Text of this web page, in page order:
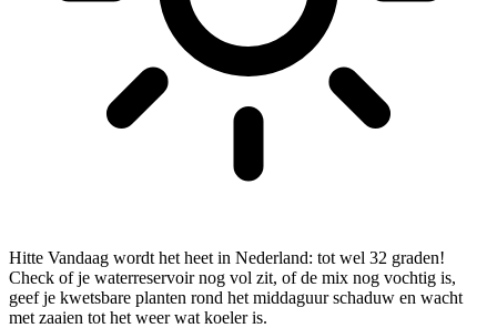
Hitte Vandaag wordt het heet in Nederland: tot wel 32 graden!
Check of je waterreservoir nog vol zit, of de mix nog vochtig is,
geef je kwetsbare planten rond het middaguur schaduw en wacht
met zaaien tot het weer wat koeler is.